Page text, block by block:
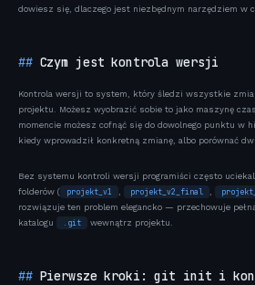
dowiesz się, dlaczego jest niezbędnym narzędziem w
Czym jest kontrola wersji
Kontrola wersji to system, który śledzi wszystkie
projektu. Możesz wyobrazić sobie to jako maszynę
momencie możesz cofnąć się do dowolnego punktu
kiedy wprowadził konkretną zmianę, albo porównać
Bez systemu kontroli wersji programiści często
folderów (
projekt_v1 projekt_v2_final
rozwiązuje ten problem elegancko — przechowuje
katalogu
.git wewnątrz projektu.
Pierwsze kroki: git init i